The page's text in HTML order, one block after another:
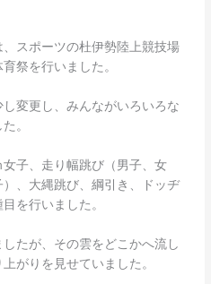
スポーツの杜伊勢陸上競技場
祭を行いました。
変更し、みんながいろいろな
。
子、走り幅跳び（男子、女
、大縄跳び、綱引き、ドッヂ
を行いました。
たが、その雲をどこかへ流し
がりを見せていました。